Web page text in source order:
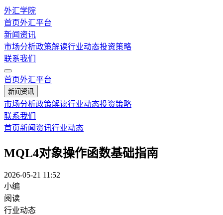
外汇学院
首页外汇平台
新闻资讯
市场分析政策解读行业动态投资策略
联系我们
首页外汇平台
新闻资讯
市场分析政策解读行业动态投资策略
联系我们
首页新闻资讯行业动态
MQL4对象操作函数基础指南
2026-05-21 11:52
小编
阅读
行业动态